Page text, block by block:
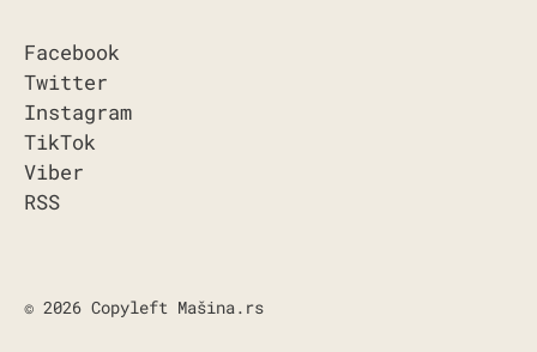
Facebook
Twitter
Instagram
TikTok
Viber
RSS
© 2026 Copyleft Mašina.rs